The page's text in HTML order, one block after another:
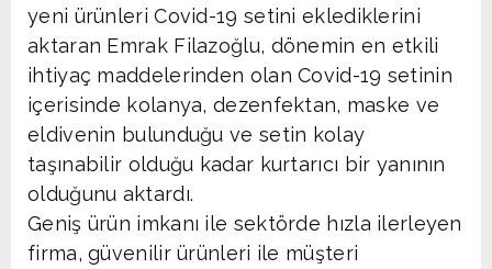
yeni ürünleri Covid-19 setini eklediklerini
aktaran Emrak Filazoğlu, dönemin en etkili
ihtiyaç maddelerinden olan Covid-19 setinin
içerisinde kolanya, dezenfektan, maske ve
eldivenin bulunduğu ve setin kolay
taşınabilir olduğu kadar kurtarıcı bir yanının
olduğunu aktardı.
Geniş ürün imkanı ile sektörde hızla ilerleyen
firma, güvenilir ürünleri ile müşteri